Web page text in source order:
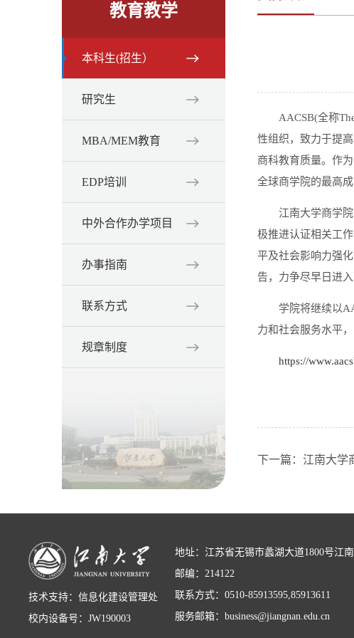
教育教学
本科生(招生）
研究生
MBA/MEM教育
EDP培训
中外合作办学项目
办事指南
联系方式
规章制度
AACSB(全称
性组织，致力于提
商科教育质量。作
全球商学院的最高成
江南大学商学
极推进认证相关工
平及社会影响力强
告，力争尽早日进入
学院将继续以
力和社会服务水平
https://
下一篇：江南大
技术支持：信息化建设管理处
校内设备号：JW190003
地址：江苏省无锡市蠡湖大道1800号江
邮编：214122
联系方式：0510-85913595,85913611
服务邮箱：business@jiangnan.edu.cn